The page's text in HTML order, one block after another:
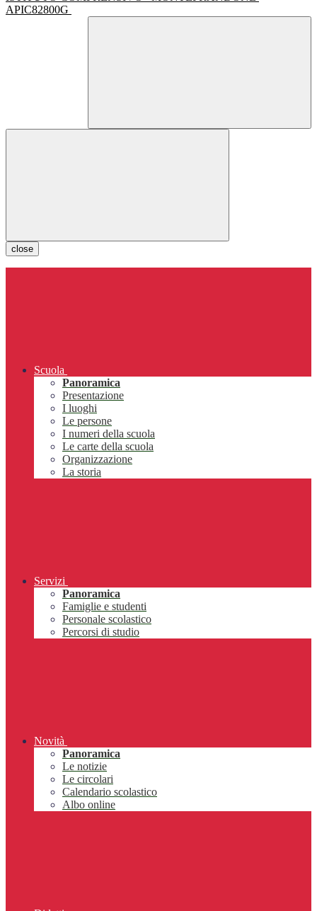
APIC82800G
close
Scuola
Panoramica
Presentazione
I luoghi
Le persone
I numeri della scuola
Le carte della scuola
Organizzazione
La storia
Servizi
Panoramica
Famiglie e studenti
Personale scolastico
Percorsi di studio
Novità
Panoramica
Le notizie
Le circolari
Calendario scolastico
Albo online